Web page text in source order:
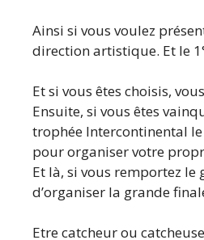
Ainsi si vous voulez
direction artistique. Et le
Et si vous êtes choisis,
Ensuite, si vous êtes
trophée Intercontinental
pour organiser votre
Et là, si vous remportez
d’organiser la grande
Etre catcheur ou